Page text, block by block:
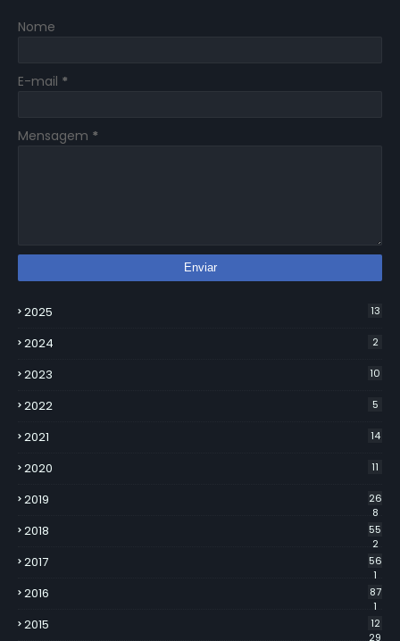
Nome
E-mail *
Mensagem *
2025 13
2024 2
2023 10
2022 5
2021 14
2020 11
2019
26
8
2018
55
2
2017
56
1
2016
87
1
2015
12
29